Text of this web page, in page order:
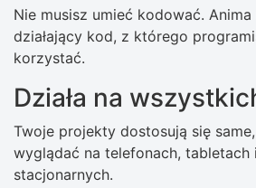
Nie musisz umieć kodować.
działający kod, z którego
korzystać.
Działa na
Twoje projekty dostosują się
wyglądać na telefonach, tabletach
stacjonarnych.